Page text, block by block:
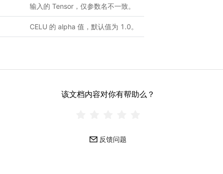
输入的 Tensor，仅参数名不一致。
CELU 的 alpha 值，默认值为 1.0。
该文档内容对你有帮助么？
反馈问题